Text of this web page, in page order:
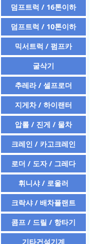
덤프트럭 / 16톤이하
덤프트럭 / 10톤이하
믹서트럭 / 펌프카
굴삭기
추레라 / 셀프로더
지게차 / 하이랜터
압롤 / 진게 / 물차
크레인 / 카고크레인
로더 / 도자 / 그레다
휘니샤 / 로울러
크락샤 / 배차플랜트
콤프 / 드릴 / 항타기
기타건설기계